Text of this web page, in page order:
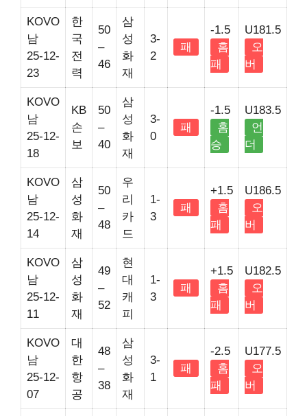
KOVO
남
25-12-
23
한
국
전
력
50
–
46
삼
성
화
재
3-
2
패
-1.5
홈
패
U181.5
오
버
KOVO
남
25-12-
18
KB
손
보
50
–
40
삼
성
화
재
3-
0
패
-1.5
홈
승
U183.5
언
더
KOVO
남
25-12-
14
삼
성
화
재
50
–
48
우
리
카
드
1-
3
패
+1.5
홈
패
U186.5
오
버
KOVO
남
25-12-
11
삼
성
화
재
49
–
52
현
대
캐
피
1-
3
패
+1.5
홈
패
U182.5
오
버
KOVO
남
25-12-
07
대
한
항
공
48
–
38
삼
성
화
재
3-
1
패
-2.5
홈
패
U177.5
오
버